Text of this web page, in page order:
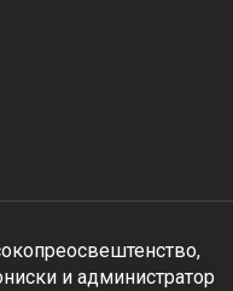
и администратор